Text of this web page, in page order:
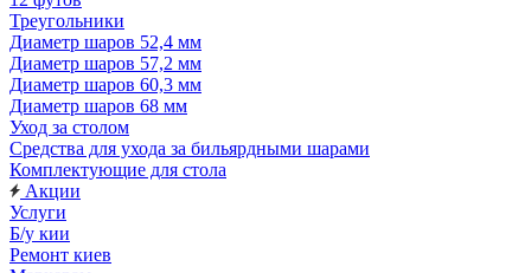
Треугольники
Диаметр шаров 52,4 мм
Диаметр шаров 57,2 мм
Диаметр шаров 60,3 мм
Диаметр шаров 68 мм
Уход за столом
Средства для ухода за бильярдными шарами
Комплектующие для стола
Акции
Услуги
Б/у кии
Ремонт киев